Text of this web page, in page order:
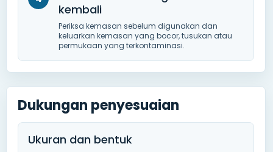
kembali
Periksa kemasan sebelum digunakan dan
keluarkan kemasan yang bocor, tusukan atau
permukaan yang terkontaminasi.
Dukungan penyesuaian
Ukuran dan bentuk